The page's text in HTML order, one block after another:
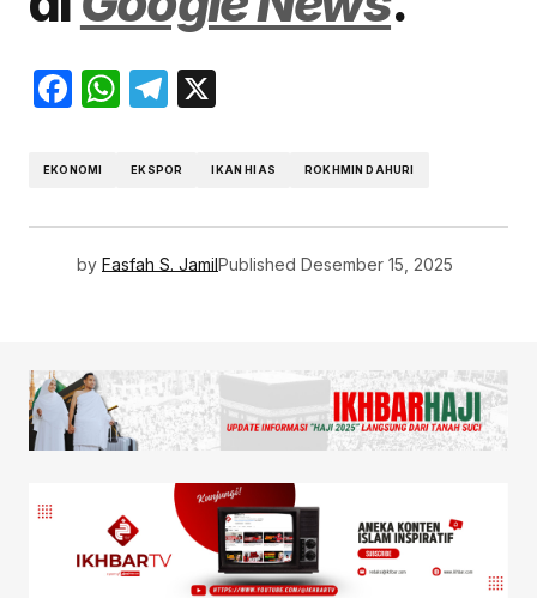
Facebook
WhatsApp
Telegram
EKONOMI EKSPOR IKAN HIAS ROKHMIN DAHURI
by Fasfah S. JamilPublished Desember 15, 2025